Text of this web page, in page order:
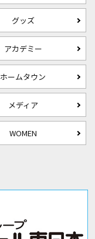
グッズ
アカデミー
ホームタウン
メディア
WOMEN